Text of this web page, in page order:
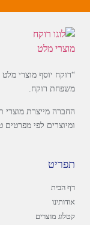
משפחת רוקח.
החברה מייצרת מוצרי
ומיוצרים לפי מפרטים
תפריט
דף הבית
אודותינו
קטלוג מוצרים